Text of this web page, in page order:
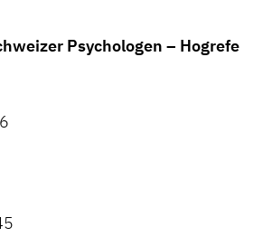
Psychologen – Hogrefe